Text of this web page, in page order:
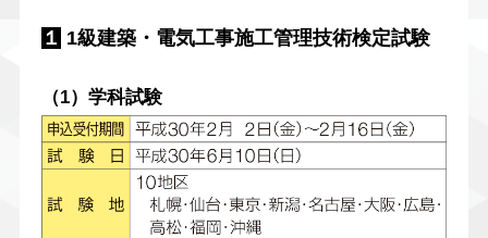
１ 1級建築・電気工事施工管理技術検定試験
（1）学科試験